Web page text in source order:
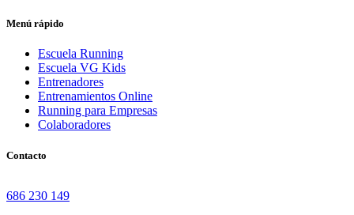
Menú rápido
Escuela Running
Escuela VG Kids
Entrenadores
Entrenamientos Online
Running para Empresas
Colaboradores
Contacto
686 230 149